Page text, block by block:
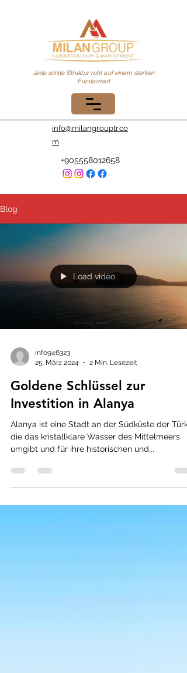
Jede solide Struktur ruht auf einem starken
Fundament
+905558012658
info@milangrouptr.co
m
Blog
Load video
info946323
25. März 2024
2 Min. Lesezeit
Goldene Schlüssel zur
Investition in Alanya
Alanya ist eine Stadt an der Südküste der
die das kristallklare Wasser des Mittelmeers
umgibt und für ihre historischen und...